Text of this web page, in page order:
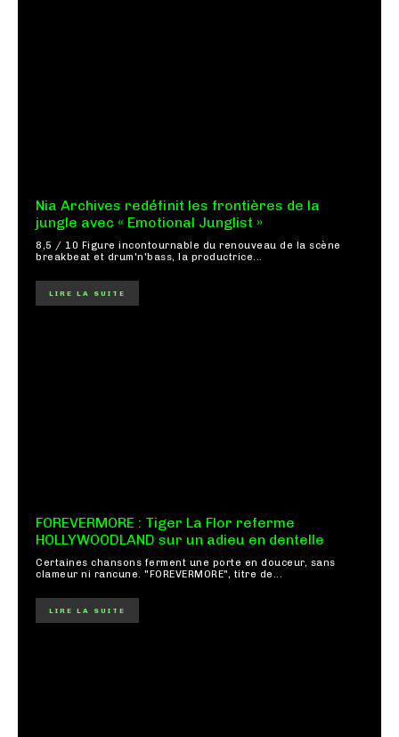
Nia Archives redéfinit les frontières de la
jungle avec « Emotional Junglist »
8,5 / 10 Figure incontournable du renouveau de la scène
breakbeat et drum'n'bass, la productrice...
LIRE LA SUITE
FOREVERMORE : Tiger La Flor referme
HOLLYWOODLAND sur un adieu en dentelle
Certaines chansons ferment une porte en douceur, sans
clameur ni rancune. "FOREVERMORE", titre de...
LIRE LA SUITE